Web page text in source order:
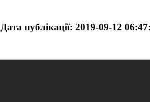
Дата публікації: 2019-09-12